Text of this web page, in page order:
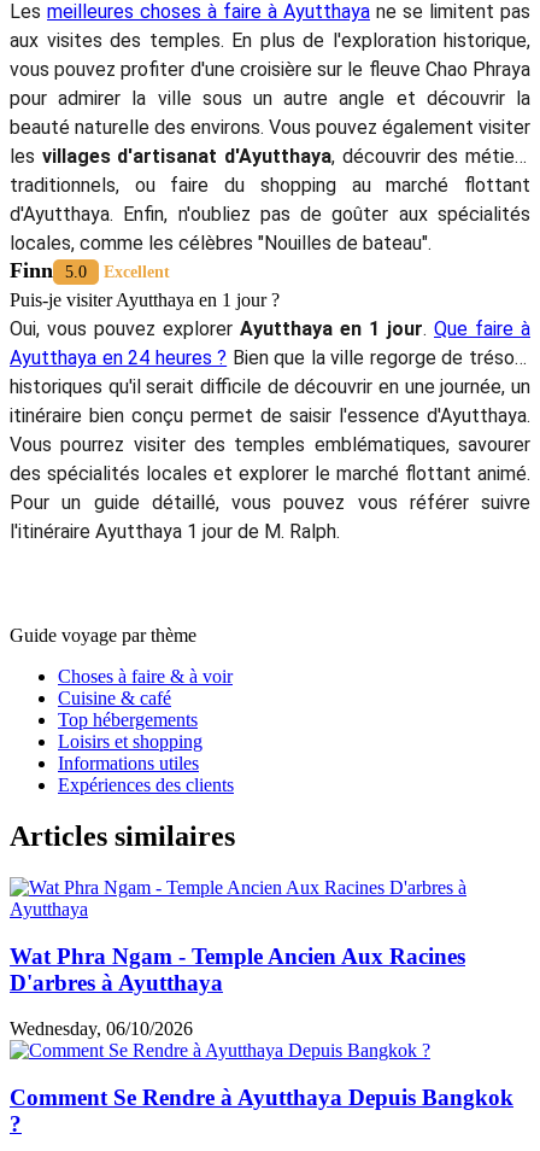
Pour Ayutthaya, le séjour en famille dure généralement entre
1 et 2 jours. En 1 jour, vous pourrez visiter des sites
historiques célèbres comme des temples et des pagodes,
tandis que 2 jours à Ayutthaya permettront à votre famille de
profiter d'autres activités, comme une croisière sur le fleuve,
la découverte des villages artisanaux, et la dégustation de la
cuisine locale. Ayutthaya sera un arrêt essentiel pour que
votre famille vive à la fois l'histoire et des expériences
intéressantes.
Nolan 5.0 Excellent
Quelles sont les activités à faire à Ayutthaya en dehors des visites de
temples ?
Lesmeilleures choses à faire à Ayutthaya ne se limitent pas
aux visites des temples. En plus de l'exploration historique,
vous pouvez profiter d'une croisière sur le fleuve Chao Phraya
pour admirer la ville sous un autre angle et découvrir la
beauté naturelle des environs. Vous pouvez également visiter
lesvillagesd'artisanat d'Ayutthaya, découvrir des métiers
traditionnels, ou faire du shopping au marché flottant
Puis-je visiter Ayutthaya en 1 jour ?
Oui, vous pouvez explorer
Ayutthaya en 24 heures ?
historiques qu'il serait difficile de découvrir en une journée, un
itinéraire bien conçu permet de saisir l'essence d'Ayutthaya.
Vous pourrez visiter des temples emblématiques, savourer
des spécialités locales et explorer le marché flottant animé.
Pour un guide détaillé, vous pouvez vous référer suivre
l'itinéraire Ayutthaya 1 jour de M. Ralph.
Guide voyage par thème
Choses à faire & à voir
Cuisine & café
Loisirs et shopping
Informations utiles